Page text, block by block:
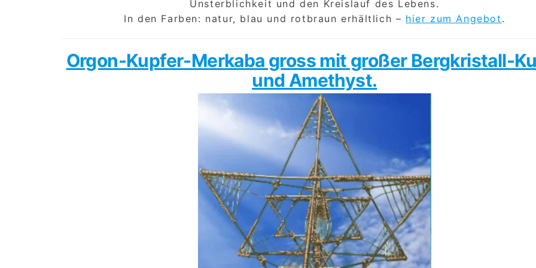
Unsterblichkeit und den Kreislauf des Lebens.
In den Farben: natur, blau und rotbraun erhältlich – hier zum Angebot .
Orgon-Kupfer-Merkaba gross mit großer Bergkristall-
und Amethyst.